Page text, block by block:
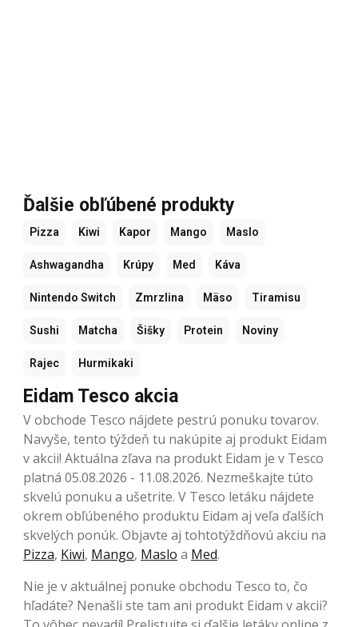
Ďalšie obľúbené produkty
Pizza Kiwi Kapor Mango Maslo
Ashwagandha Krúpy Med Káva
Nintendo Switch Zmrzlina Mäso Tiramisu
Sushi Matcha Šišky Protein Noviny
Rajec Hurmikaki
Eidam Tesco akcia
V obchode Tesco nájdete pestrú ponuku tovarov.
Navyše, tento týždeň tu nakúpite aj produkt Eidam
v akcii! Aktuálna zľava na produkt Eidam je v Tesco
platná 05.08.2026 - 11.08.2026. Nezmeškajte túto
skvelú ponuku a ušetrite. V Tesco letáku nájdete
okrem obľúbeného produktu Eidam aj veľa ďalších
skvelých ponúk. Objavte aj tohtotýždňovú akciu na
Pizza, Kiwi, Mango, Maslo a Med.
Nie je v aktuálnej ponuke obchodu Tesco to, čo
hľadáte? Nenašli ste tam ani produkt Eidam v akcii?